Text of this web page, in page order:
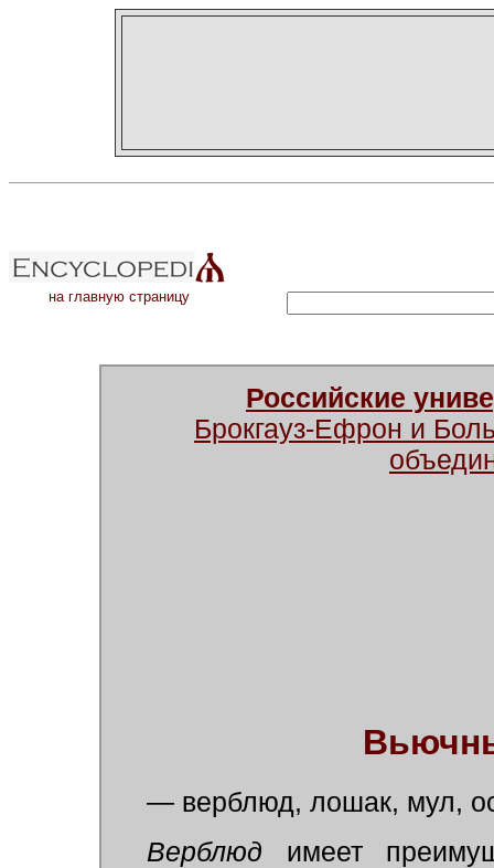
на главную страницу
Российские
Брокгауз-Ефрон и
— верблюд, лошак, мул,
Верблюд имеет